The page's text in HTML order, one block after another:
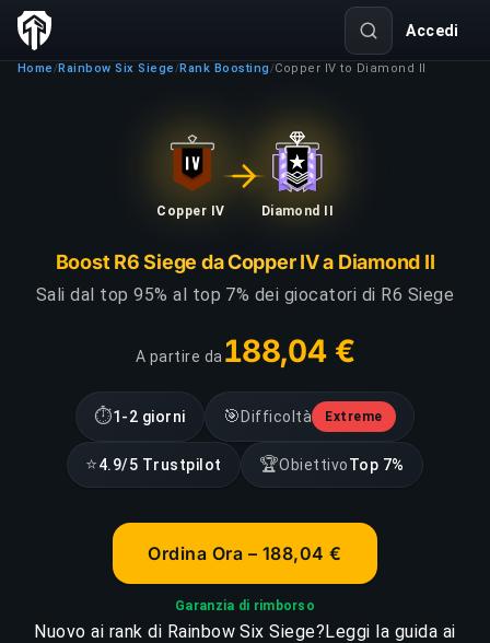
Accedi
Home /Rainbow Six Siege /Rank Boosting /Copper IV to Diamond II
Copper IV Diamond II
Boost R6 Siege da Copper IV a Diamond II
Sali dal top 95% al top 7% dei giocatori di R6 Siege
A partire da 188,04 €
⏱1-2 giorni 🎯Difficoltà Extreme
⭐4.9/5 Trustpilot 🏆ObiettivoTop 7%
Ordina Ora – 188,04 €
Garanzia di rimborso
Nuovo ai rank di Rainbow Six Siege?Leggi la guida ai